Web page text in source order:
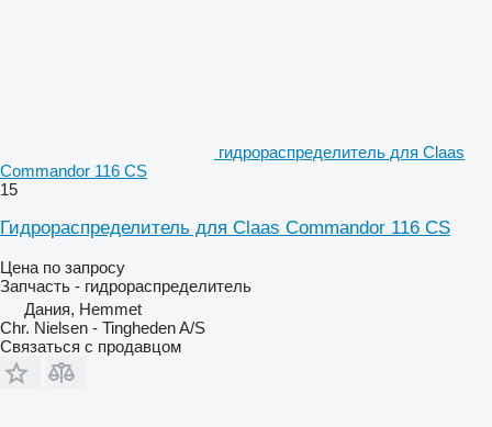
гидрораспределитель для Claas
Commandor 116 CS
15
Гидрораспределитель для Claas Commandor 116 CS
Цена по запросу
Запчасть - гидрораспределитель
Дания, Hemmet
Chr. Nielsen - Tingheden A/S
Связаться с продавцом